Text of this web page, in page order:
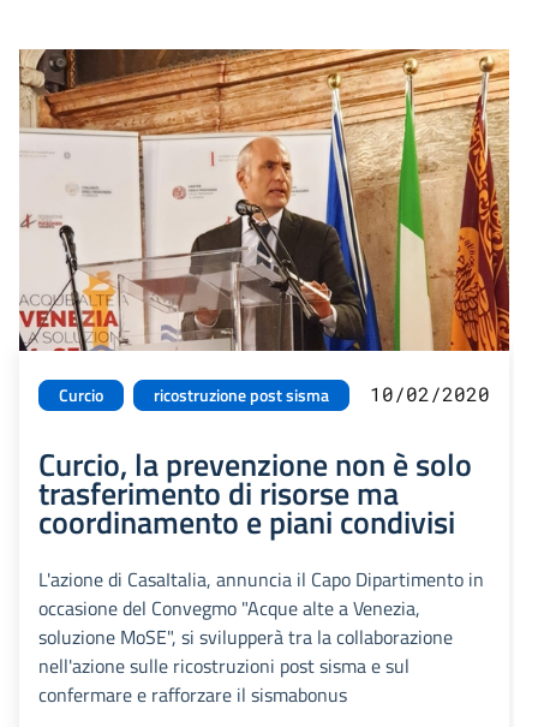
Curcio ricostruzione post sisma 10/02/2020
Curcio, la prevenzione non è solo
trasferimento di risorse ma
coordinamento e piani condivisi
L'azione di CasaItalia, annuncia il Capo Dipartimento in
occasione del Convegmo "Acque alte a Venezia,
soluzione MoSE", si svilupperà tra la collaborazione
nell'azione sulle ricostruzioni post sisma e sul
confermare e rafforzare il sismabonus